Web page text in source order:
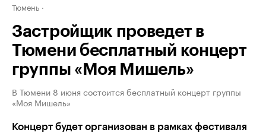
Тюмень
Застройщик проведет в
Тюмени бесплатный концерт
группы «Моя Мишель»
В Тюмени 8 июня состоится бесплатный концерт группы
«Моя Мишель»
Концерт будет организован в рамках фестиваля